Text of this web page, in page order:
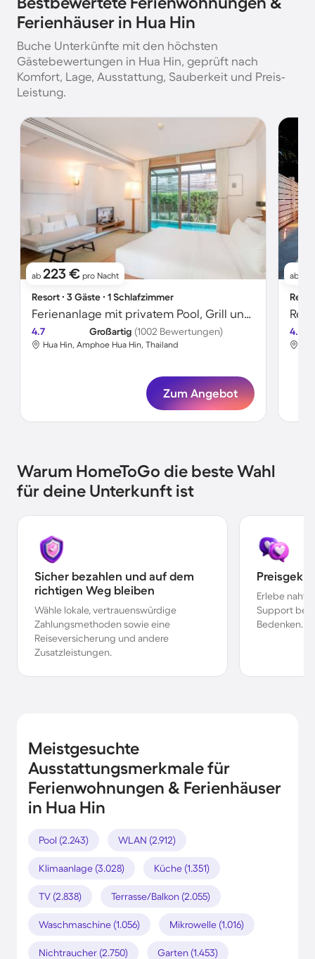
Ferienhäuser in Hua Hin
Buche Unterkünfte mit den höchsten
Gästebewertungen in Hua Hin, geprüft nach
Komfort, Lage, Ausstattung, Sauberkeit und Preis-
Leistung.
ab 223 € pro Nacht
Resort ∙ 3 Gäste ∙ 1 Schlafzimmer
Ferienanlage mit privatem Pool, Grill und Terrasse | Poolblick
4.7 Großartig (1002 Bewertungen)
Hua Hin, Amphoe Hua Hin, Thailand
Zum Angebot
ab
4.7
Warum HomeToGo die beste Wahl
für deine Unterkunft ist
Sicher bezahlen und auf dem
richtigen Weg bleiben
Wähle lokale, vertrauenswürdige
Zahlungsmethoden sowie eine
Reiseversicherung und andere
Zusatzleistungen.
Erlebe
Support bei
Bedenken.
Meistgesuchte
Ausstattungsmerkmale für
Ferienwohnungen & Ferienhäuser
in Hua Hin
Pool (2.243) WLAN (2.912)
Klimaanlage (3.028) Küche (1.351)
TV (2.838) Terrasse/Balkon (2.055)
Waschmaschine (1.056) Mikrowelle (1.016)
Nichtraucher (2.750) Garten (1.453)